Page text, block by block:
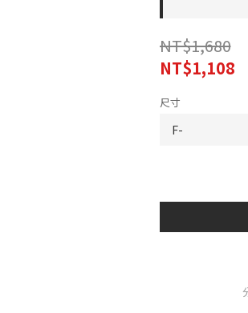
NT$1,680
NT$1,108
尺寸